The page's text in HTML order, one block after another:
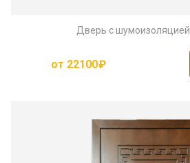
Дверь с шумоизоляцией
от 22100₽